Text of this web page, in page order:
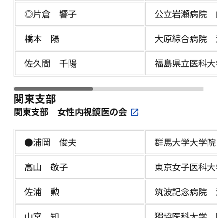
◎片倉 響子
公立岩瀬病院
橋本 陽
大原綜合病院
佐久間 千陽
福島県立医科
関東支部
関東支部 女性内視鏡医の会
●浦岡 俊夫
群馬大学大学
高山 敬子
東京女子医科
佐浦 勲
筑波記念病院